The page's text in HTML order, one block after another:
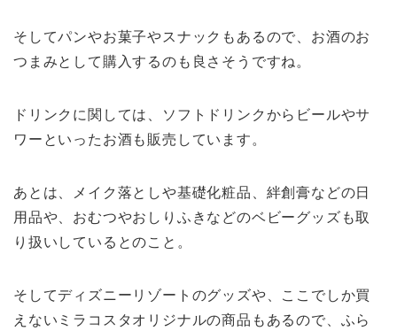
そしてパンやお菓子やスナックもあるので、お酒のお
つまみとして購入するのも良さそうですね。
ドリンクに関しては、ソフトドリンクからビールやサ
ワーといったお酒も販売しています。
あとは、メイク落としや基礎化粧品、絆創膏などの日
用品や、おむつやおしりふきなどのベビーグッズも取
り扱いしているとのこと。
そしてディズニーリゾートのグッズや、ここでしか買
えないミラコスタオリジナルの商品もあるので、ふら